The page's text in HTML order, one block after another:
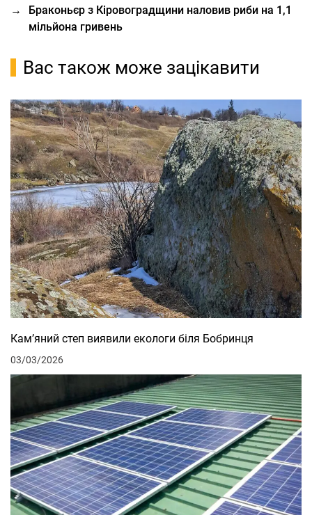
→
Браконьєр з Кіровоградщини наловив риби на 1,1
мільйона гривень
Вас також може зацікавити
Кам’яний степ виявили екологи біля Бобринця
03/03/2026